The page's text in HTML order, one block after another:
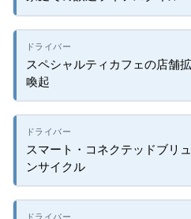
スペシャルティカフェの店舗
喚起
スマート・コネクテッドブリ
ンサイクル